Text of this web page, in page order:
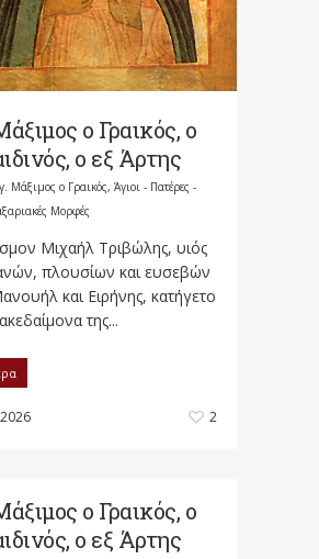
ο Γραικός, ο
ο εξ Άρτης
Μάξιμος ο Γραικός, Άγιοι - Πατέρες -
Μορφές
Μιχαήλ Τριβώλης, υιός
πλουσίων και ευσεβών
και Ειρήνης, κατήγετο
της...
2
ο Γραικός, ο
ο εξ Άρτης